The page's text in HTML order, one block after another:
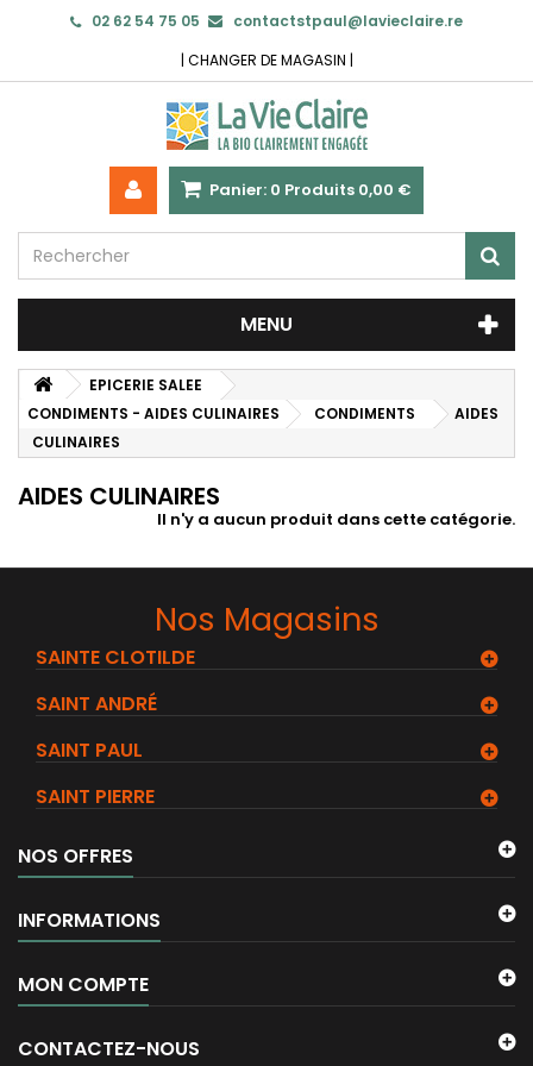
02 62 54 75 05
contactstpaul@lavieclaire.re
| CHANGER DE MAGASIN |
Panier: 0 Produits 0,00 €
MENU
EPICERIE SALEE
CONDIMENTS - AIDES CULINAIRES
CONDIMENTS
AIDES
CULINAIRES
AIDES CULINAIRES
Il n'y a aucun produit dans cette catégorie.
Nos Magasins
SAINTE CLOTILDE
SAINT ANDRÉ
SAINT PAUL
SAINT PIERRE
NOS OFFRES
INFORMATIONS
MON COMPTE
CONTACTEZ-NOUS